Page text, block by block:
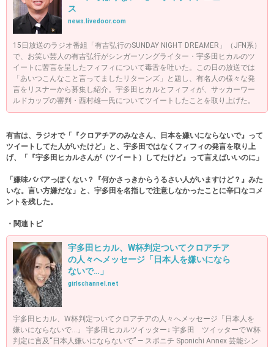
ス
news.livedoor.com
15日放送のラジオ番組「有吉弘行のSUNDAY NIGHT DREAMER」（JFN系）
で、お笑い芸人の有吉弘行がシンガーソングライター・宇多田ヒカルのツ
イートに苦言を呈したフィフィについて毒舌を吐いた。この日の放送では
「あいつこんなこと言ってましたリターンズ」と題し、有名人の様々な発
言をリスナーから募集し紹介。宇多田ヒカルとフィフィが、サッカーワー
ルドカップの審判・西村雄一氏についてツイートしたことを取り上げた。
有吉は、ラジオで「『クロアチアのみなさん、日本を嫌いにならないで』って
ツイートしてた人がいたけど」と、宇多田ではなくフィフィの発言を取り上
げ、「『宇多田ヒカルさんが（ツイート）してたけど』って言えばいいのに」
「嫌味ババアっぽくない？『何かさっきからうるさい人がいますけど？』みた
いな。言い方嫌だな」と、宇多田を名指しで注意しなかったことに辛口なコメ
ントを残した。
・関連トピ
宇多田ヒカル、W杯判定ついてクロアチア
の人々へメッセージ「日本人を嫌いになら
ないで…」
girlschannel.net
宇多田ヒカル、W杯判定ついてクロアチアの人々へメッセージ「日本人を
嫌いにならないで…」 宇多田ヒカルツイッター↓ 宇多田 ツイッターでＷ杯
判定に言及“日本人嫌いにならないで” ― スポニチ Sponichi Annex 芸能シン